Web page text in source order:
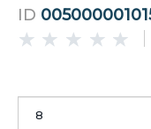
ID